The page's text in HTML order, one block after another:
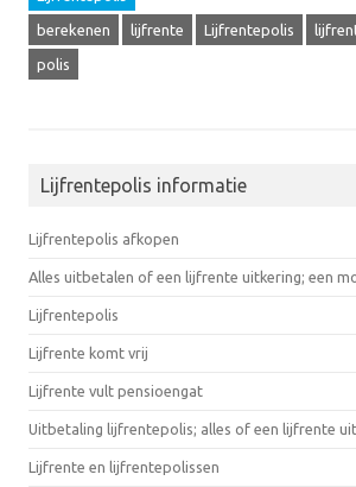
berekenen lijfrente Lijfrentepolis
polis
Lijfrentepolis informatie
Lijfrentepolis afkopen
Alles uitbetalen of een lijfrente uitkering; een
Lijfrentepolis
Lijfrente komt vrij
Lijfrente vult pensioengat
Uitbetaling lijfrentepolis; alles of een lijfrente
Lijfrente en lijfrentepolissen